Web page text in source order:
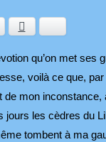
qu’on met
voilà ce que,
mon
jours les cèdres du
tombent à ma